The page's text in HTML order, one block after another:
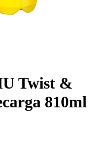
Twist &
810ml